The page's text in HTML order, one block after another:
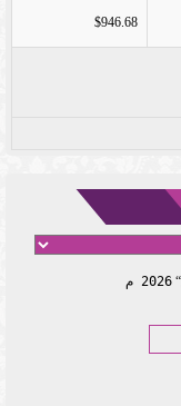
$946.68
2026 م